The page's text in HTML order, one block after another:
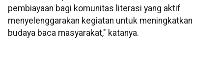
pembiayaan bagi komunitas literasi yang aktif
menyelenggarakan kegiatan untuk meningkatkan
budaya baca masyarakat," katanya.